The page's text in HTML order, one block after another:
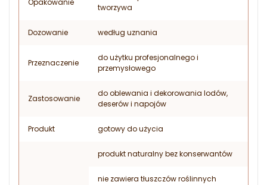
Opakowanie
tworzywa
Dozowanie według uznania
Przeznaczenie
do użytku profesjonalnego i
przemysłowego
Zastosowanie
do oblewania i dekorowania lodów,
deserów i napojów
Produkt gotowy do użycia
produkt naturalny bez konserwantów
nie zawiera tłuszczów roślinnych